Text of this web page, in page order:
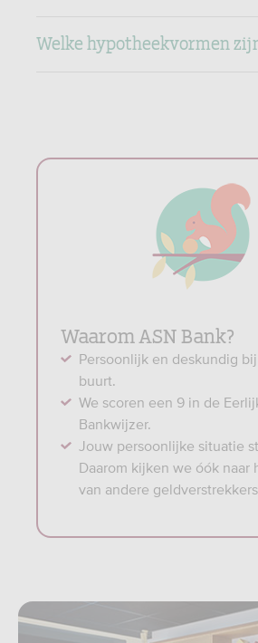
Welke hypotheekvormen
Waarom ASN Bank?
Persoonlijk en deskundig
buurt.
We scoren een 9 in de
Bankwijzer.
Jouw persoonlijke situatie
Daarom kijken we óók naar
van andere